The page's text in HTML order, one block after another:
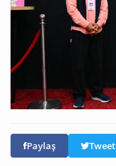
Paylaş Tweet